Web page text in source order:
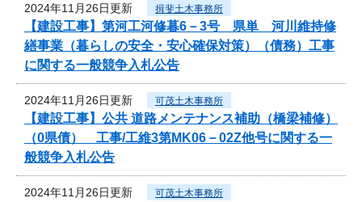
2024年11月26日更新 揖斐土木事務所
【建設工事】第河工河修暮6－3号 県単 河川維持修
繕事業（暮らしの安全・安心確保対策）（債務）工事
に関する一般競争入札公告
2024年11月26日更新 可茂土木事務所
【建設工事】公共 道路メンテナンス補助（橋梁補修）
（0県債） 工事/工維3第MK06－02Z他号に関する一
般競争入札公告
2024年11月26日更新 可茂土木事務所